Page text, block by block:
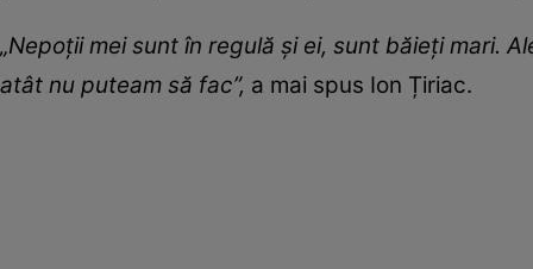
„Nepoții mei sunt în regulă și ei, sunt băieți mari.
atât nu puteam să fac”, a mai spus Ion Țiriac.